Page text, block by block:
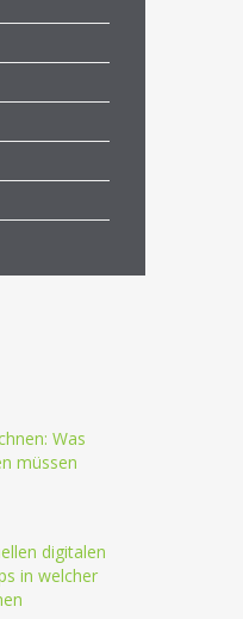
Was
müssen
digitalen
in welcher